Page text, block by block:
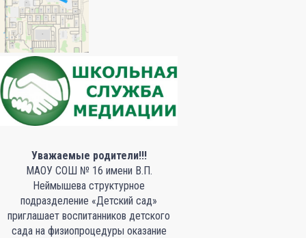
Уважаемые родители!!!
МАОУ СОШ № 16 имени В.П.
Неймышева структурное
подразделение «Детский сад»
приглашает воспитанников детского
сада на физиопроцедуры оказание